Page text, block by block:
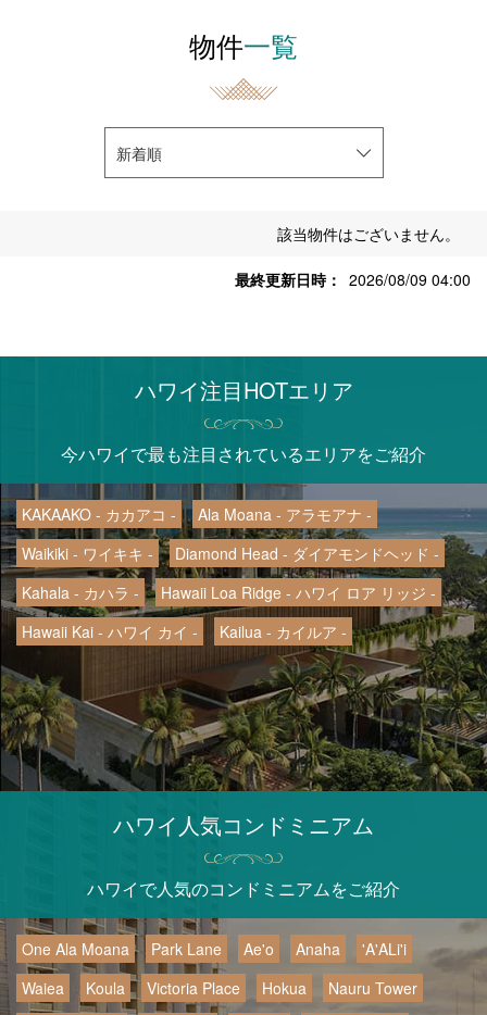
物件一覧
新着順
最終更新日時 2026/08/09 04:00
該当物件はございません。
ハワイ注目HOTエリア
今ハワイで最も注目されているエリアをご紹介
KAKAAKO - カカアコ -
Ala Moana - アラモアナ -
Waikiki - ワイキキ -
Diamond Head - ダイアモンドヘッド -
Kahala - カハラ -
Hawaii Loa Ridge - ハワイ ロア リッジ -
Hawaii Kai - ハワイ カイ -
Kailua - カイルア -
ハワイ人気コンドミニアム
ハワイで人気のコンドミニアムをご紹介
One Ala Moana Park Lane Ae'o Anaha
'A'ALi'i
Waiea
Koula Victoria Place Hokua
Nauru Tower